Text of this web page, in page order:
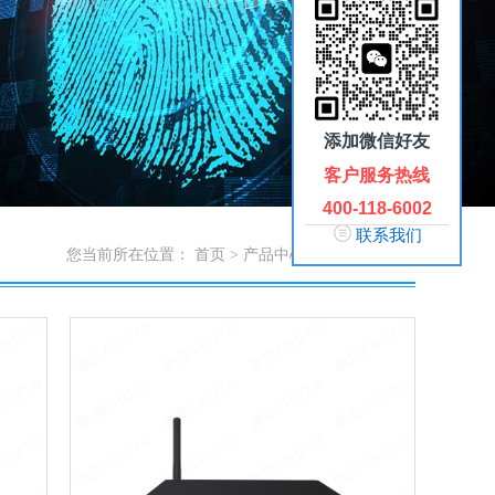
您当前所在位置： 首页 > 产品中心
添加微信好友
客户服务热线
400-118-6002
联系我们